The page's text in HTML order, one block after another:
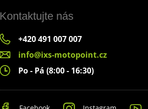
Kontaktujte nás
+420 491 007 007
info@ixs-motopoint.cz
Po - Pá (8:00 - 16:30)